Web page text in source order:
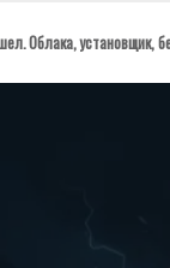
Облака, установщик,